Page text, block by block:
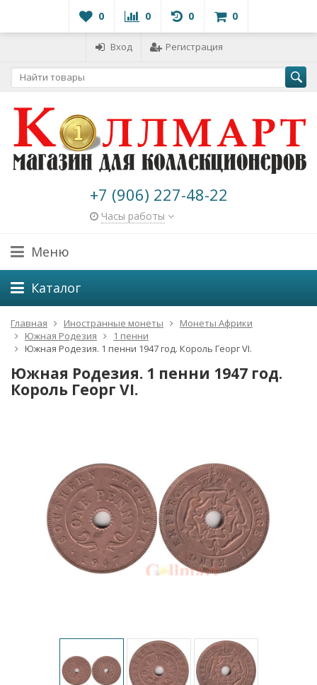
0 0 0 0
Вход Регистрация
+7 (906) 227-48-22
Часы работы
Меню
Каталог
Главная Иностранные монеты
Монеты Африки
Южная Родезия
1 пенни
Южная Родезия. 1 пенни 1947 год. Король Георг VI.
Южная Родезия. 1 пенни 1947 год.
Король Георг VI.